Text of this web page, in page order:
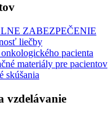
ZABEZPEČENIE
liečby
pacienta
materiály pre pacientov
skúšania
vzdelávanie